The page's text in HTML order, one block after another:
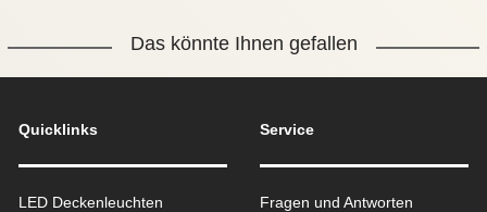
Das könnte Ihnen gefallen
Quicklinks
LED Deckenleuchten
Service
Fragen und Antworten